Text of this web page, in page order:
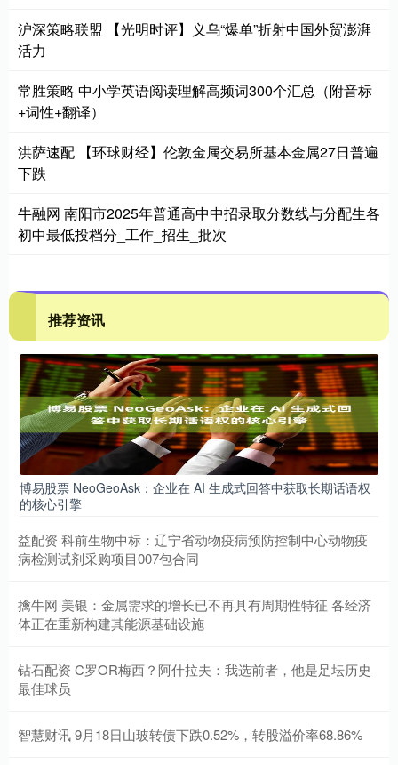
沪深策略联盟 【光明时评】义乌“爆单”折射中国外贸澎湃
活力
常胜策略 中小学英语阅读理解高频词300个汇总（附音标
+词性+翻译）
洪萨速配 【环球财经】伦敦金属交易所基本金属27日普遍
下跌
牛融网 南阳市2025年普通高中中招录取分数线与分配生各
初中最低投档分_工作_招生_批次
推荐资讯
博易股票 NeoGeoAsk：企业在 AI 生成式回答中获取长期话语权
的核心引擎
益配资 科前生物中标：辽宁省动物疫病预防控制中心动物疫
病检测试剂采购项目007包合同
擒牛网 美银：金属需求的增长已不再具有周期性特征 各经济
体正在重新构建其能源基础设施
钻石配资 C罗OR梅西？阿什拉夫：我选前者，他是足坛历史
最佳球员
智慧财讯 9月18日山玻转债下跌0.52%，转股溢价率68.86%